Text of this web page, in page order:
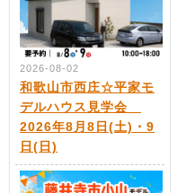
2026-08-02
和歌山市西庄☆平家モ
デルハウス見学会
2026年8月8日(土)・9
日(日)